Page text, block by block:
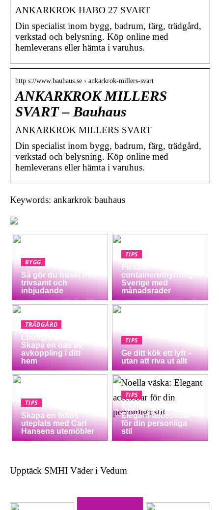
ANKARKROK HABO 27 SVART
Din specialist inom bygg, badrum, färg, trädgård,
verkstad och belysning. Köp online med
hemleverans eller hämta i varuhus.
http s://www.bauhaus.se › ankarkrok-millers-svart
ANKARKROK MILLERS
SVART – Bauhaus
ANKARKROK MILLERS SVART
Din specialist inom bygg, badrum, färg, trädgård,
verkstad och belysning. Köp online med
hemleverans eller hämta i varuhus.
Keywords: ankarkrok bauhaus
BYGG
Så gör du huset mer
trivsamt och
inbjudande
TIPS
Flexibel
containeruthyrning i
Sverige med
månadsrader
TRÄDGÅRD
Loungemöbler:
Skapa en oas av
avkoppling i ditt
hem
TIPS
Ge ditt kök ett lyft –
utan att riva ut allt
TIPS
Skapa en tidlös
uteplats med Carl
Hansens utemöbler
TIPS
Noella väska:
Elegant accessoar
för din personliga
stil
Upptäck SMHI Väder i Vedum